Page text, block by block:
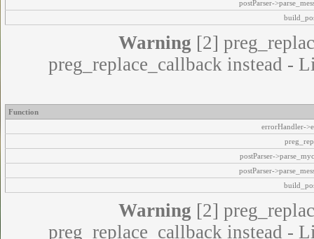
postParser-
Warning [2]
preg_replace_callback instead -
Function
errorHandler-
postParser-
postParser-
Warning [2]
preg_replace_callback instead -